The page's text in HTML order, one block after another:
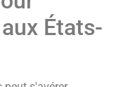
États-